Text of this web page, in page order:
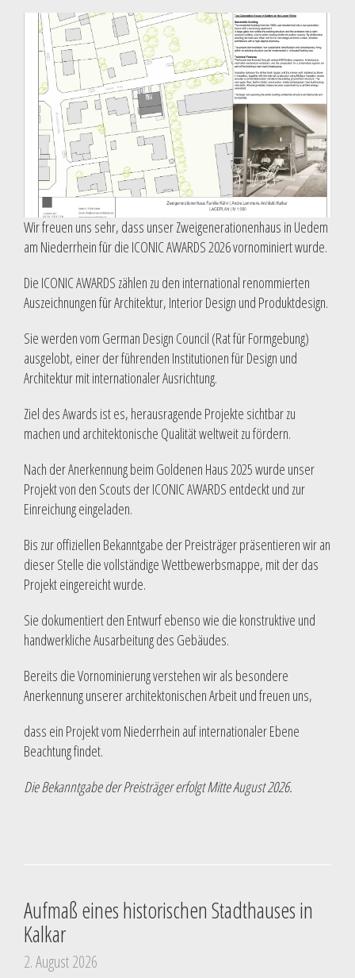
Wir freuen uns sehr, dass unser Zweigenerationenhaus in Uedem
am Niederrhein für die ICONIC AWARDS 2026 vornominiert wurde.
Die ICONIC AWARDS zählen zu den international renommierten
Auszeichnungen für Architektur, Interior Design und Produktdesign.
Sie werden vom German Design Council (Rat für Formgebung)
ausgelobt, einer der führenden Institutionen für Design und
Architektur mit internationaler Ausrichtung.
Ziel des Awards ist es, herausragende Projekte sichtbar zu
machen und architektonische Qualität weltweit zu fördern.
Nach der Anerkennung beim Goldenen Haus 2025 wurde unser
Projekt von den Scouts der ICONIC AWARDS entdeckt und zur
Einreichung eingeladen.
Bis zur offiziellen Bekanntgabe der Preisträger präsentieren wir an
dieser Stelle die vollständige Wettbewerbsmappe, mit der das
Projekt eingereicht wurde.
Sie dokumentiert den Entwurf ebenso wie die konstruktive und
handwerkliche Ausarbeitung des Gebäudes.
Bereits die Vornominierung verstehen wir als besondere
Anerkennung unserer architektonischen Arbeit und freuen uns,
dass ein Projekt vom Niederrhein auf internationaler Ebene
Beachtung findet.
Die Bekanntgabe der Preisträger erfolgt Mitte August 2026.
Aufmaß eines historischen Stadthauses in
Kalkar
2. August 2026